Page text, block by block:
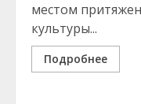
местом
культуры...
Подробнее